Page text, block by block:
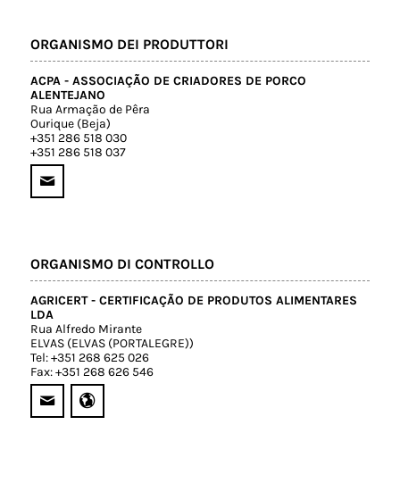
ORGANISMO DEI PRODUTTORI
ACPA - ASSOCIAÇÃO DE CRIADORES DE PORCO
ALENTEJANO
Rua Armação de Pêra
Ourique (Beja)
+351 286 518 030
+351 286 518 037
ORGANISMO DI CONTROLLO
AGRICERT - CERTIFICAÇÃO DE PRODUTOS ALIMENTARES
LDA
Rua Alfredo Mirante
ELVAS (ELVAS (PORTALEGRE))
Tel: +351 268 625 026
Fax: +351 268 626 546